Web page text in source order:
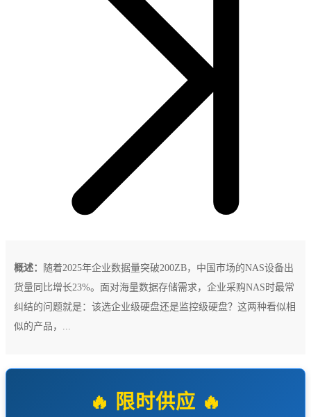
概述：
随着2025年企业数据量突破200ZB，中国市场的NAS设备出
货量同比增长23%。面对海量数据存储需求，企业采购NAS时最常
纠结的问题就是：该选企业级硬盘还是监控级硬盘？这两种看似相
似的产品，...
🔥 限时供应 🔥